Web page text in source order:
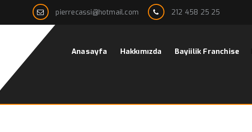
pierrecassi@hotmail.com 212 458 25 25
Anasayfa Hakkımızda Bayiilik Franchise